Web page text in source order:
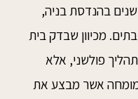
שנים בהנדסת בניה,
מכיוון שבדק בית
פולשני, אלא
המומחה אשר מבצע את